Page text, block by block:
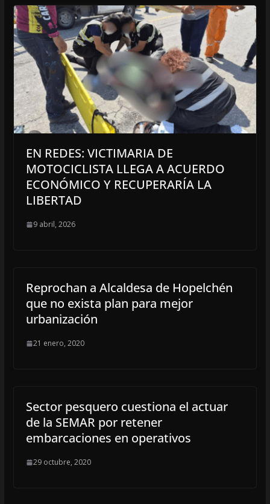
EN REDES: VICTIMARIA DE
MOTOCICLISTA LLEGA A ACUERDO
ECONÓMICO Y RECUPERARÍA LA
LIBERTAD
9 abril, 2026
Reprochan a Alcaldesa de Hopelchén
que no exista plan para mejor
urbanización
21 enero, 2020
Sector pesquero cuestiona el actuar
de la SEMAR por retener
embarcaciones en operativos
29 octubre, 2020